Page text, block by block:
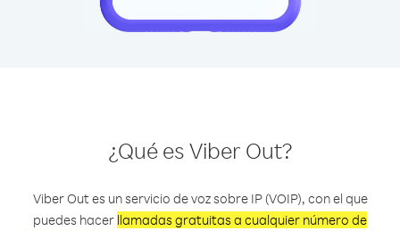
¿Qué es Viber Out?
Viber Out es un servicio de voz sobre IP (VOIP), con el que
puedes hacer llamadas gratuitas a cualquier número de